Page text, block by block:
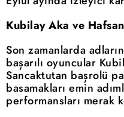
Kubilay Aka ve
Son zamanlarda
başarılı oyuncular
Sancaktutan başrolü
basamakları emin
performansları merak